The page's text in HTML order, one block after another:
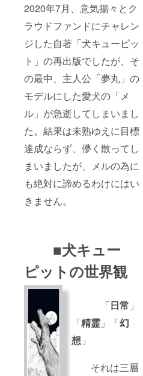
2020年7月、意気揚々とク
ラウドファンドにチャレン
ジした自著「犬キューピッ
ト」の再出版でしたが、そ
の最中、主人公「夢丸」の
モデルにした愛犬の「メ
ル」が急逝してしまいまし
た。結果は未熟ゆえに目標
達成ならず、儚く散ってし
まいましたが、メルの為に
も絶対に諦めるわけにはい
きません。
■犬キュー
ピットの世界観
「日常 」
「精霊 」「幻
想 」
それは三層